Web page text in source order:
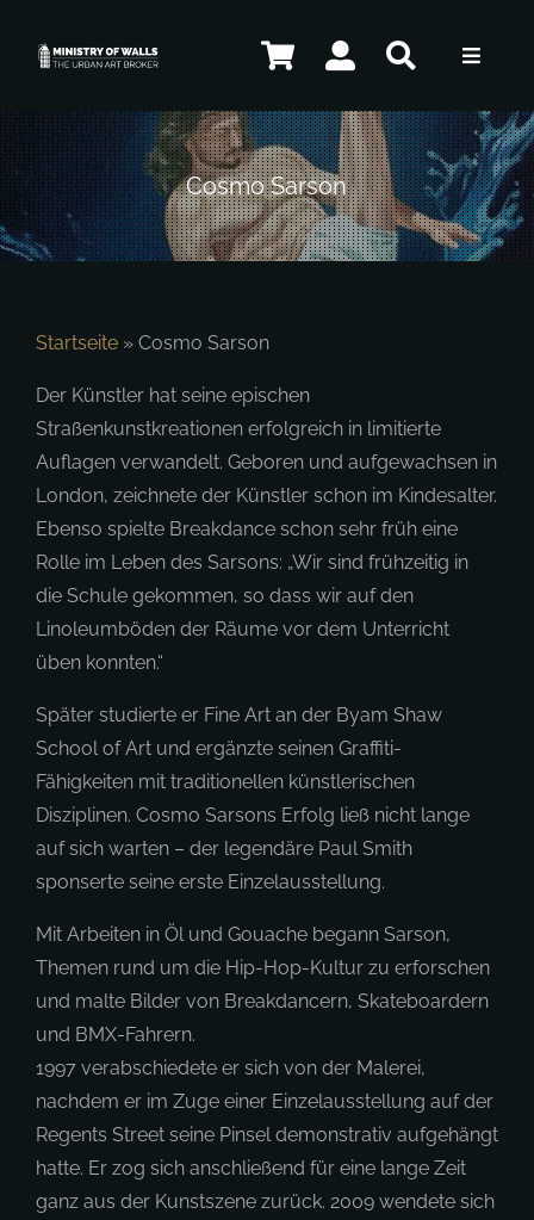
Inhalt
Toggle
Künstler
Shop
Kontakt
DE
Cosmo Sarson
Startseite » Cosmo Sarson
Der Künstler hat seine epischen
Straßenkunstkreationen erfolgreich in limitierte
Auflagen verwandelt. Geboren und aufgewachsen in
London, zeichnete der Künstler schon im Kindesalter.
Ebenso spielte Breakdance schon sehr früh eine
Rolle im Leben des Sarsons: „Wir sind frühzeitig in
die Schule gekommen, so dass wir auf den
Linoleumböden der Räume vor dem Unterricht
üben konnten.“
Später studierte er Fine Art an der Byam Shaw
School of Art und ergänzte seinen Graffiti-
Fähigkeiten mit traditionellen künstlerischen
Disziplinen. Cosmo Sarsons Erfolg ließ nicht lange
auf sich warten – der legendäre Paul Smith
sponserte seine erste Einzelausstellung.
Mit Arbeiten in Öl und Gouache begann Sarson,
Themen rund um die Hip-Hop-Kultur zu erforschen
und malte Bilder von Breakdancern, Skateboardern
und BMX-Fahrern.
1997 verabschiedete er sich von der Malerei,
nachdem er im Zuge einer Einzelausstellung auf der
Regents Street seine Pinsel demonstrativ aufgehängt
hatte. Er zog sich anschließend für eine lange Zeit
ganz aus der Kunstszene zurück. 2009 wendete sich